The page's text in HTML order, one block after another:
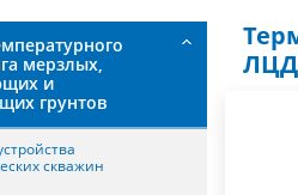
мерзлых,
и
грунтов
скважин